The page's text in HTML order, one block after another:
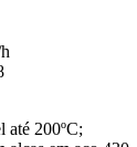
até 200ºC;